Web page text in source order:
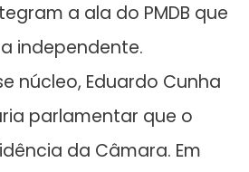
a ala do PMDB que
independente.
núcleo, Eduardo Cunha
parlamentar que o
da Câmara. Em